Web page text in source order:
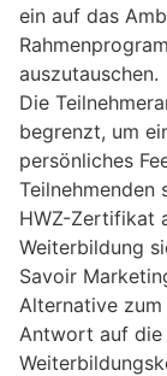
ein auf das
auszutauschen.
Die
begrenzt, um
persönliches
Teilnehmenden
HWZ-Zertifikat
Weiterbildung
Savoir
Alternative
Antwort auf die